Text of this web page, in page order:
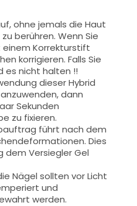
ohne jemals die Haut
berühren. Wenn Sie
einem Korrekturstift
korrigieren. Falls Sie
es nicht halten !!
dieser Hybrid
dann
Sekunden
zu fixieren.
führt nach dem
Dies
dem Versiegler Gel
Nägel sollten vor Licht
und
werden.